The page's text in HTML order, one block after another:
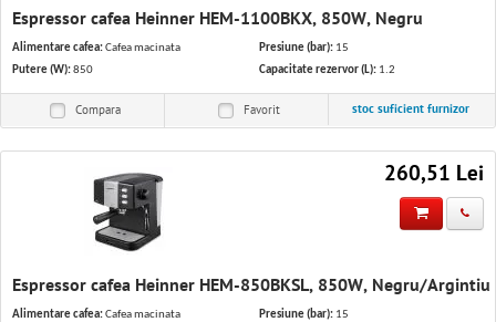
Espressor cafea Heinner HEM-1100BKX, 850W, Negru
Alimentare cafea:Cafea macinata
Putere (W):850
Presiune (bar): 15
Capacitate rezervor (L): 1.2
Compara Favorit stoc suficient furnizor
260,51 Lei
Espressor cafea Heinner HEM-850BKSL, 850W, Negru/Argintiu
Alimentare cafea:Cafea macinata
Presiune (bar): 15